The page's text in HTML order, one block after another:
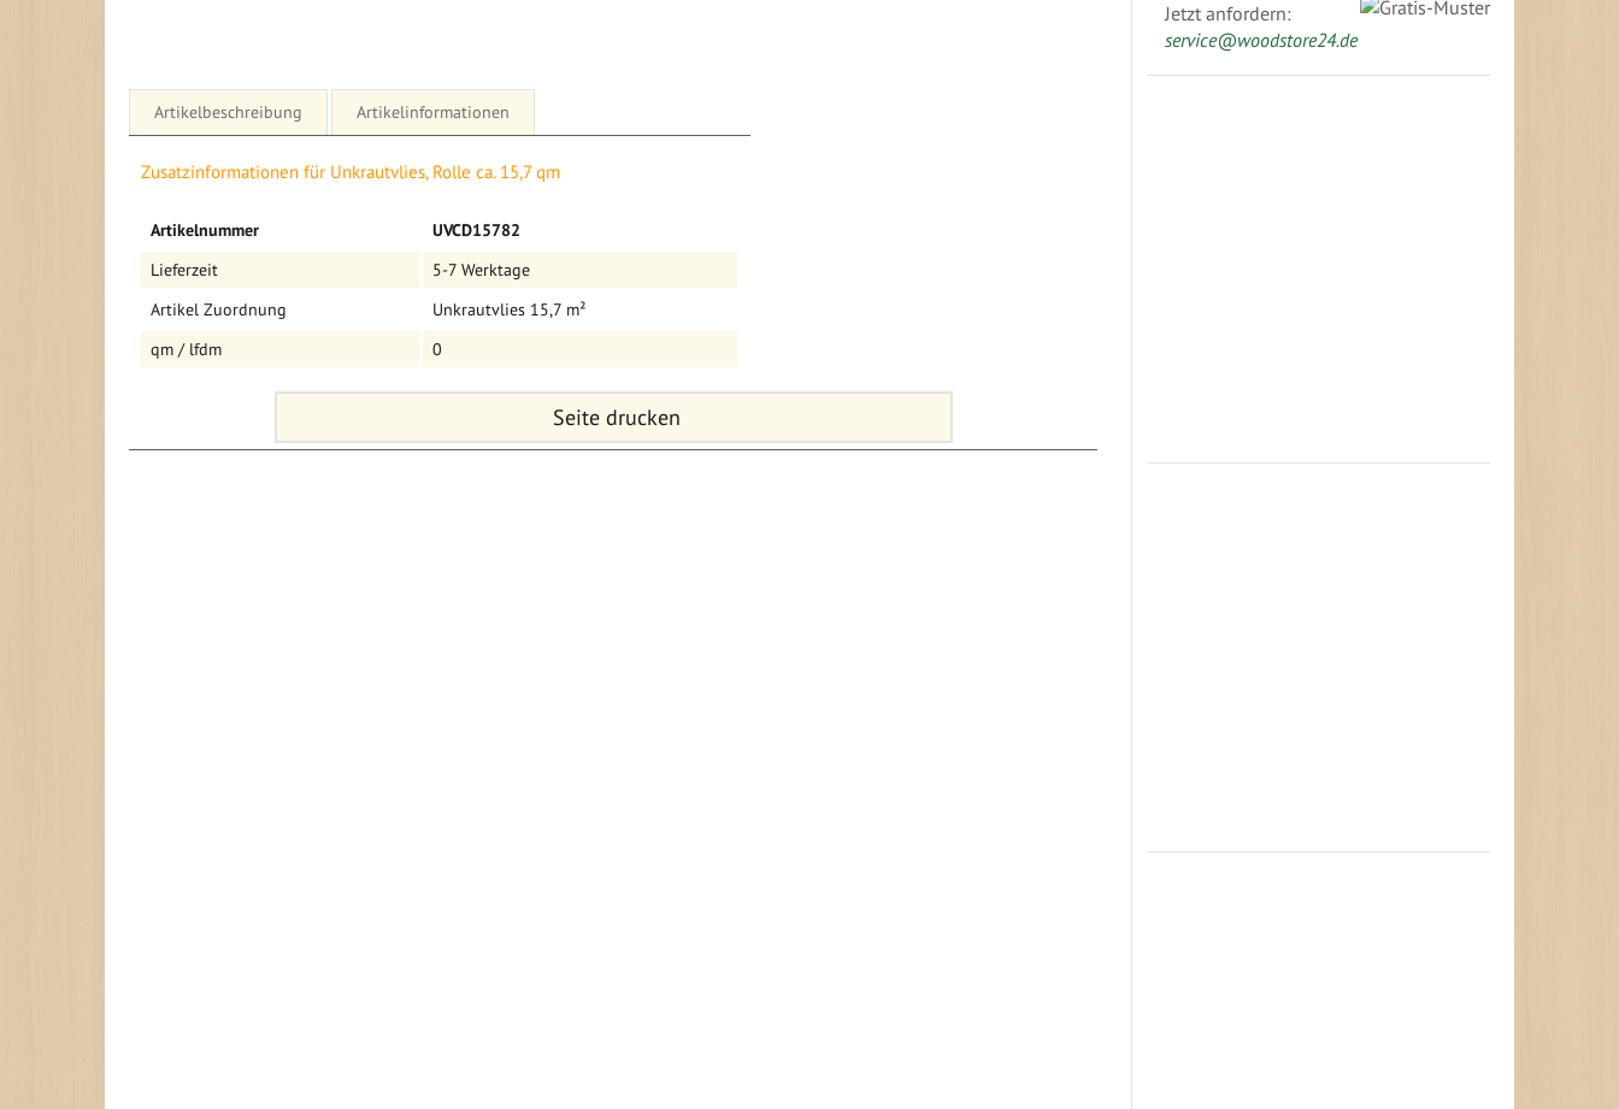
Artikelbeschreibung
Details für Unkrautvlies, Rolle ca. 15,7 qm
Rolle ca. 15,7 qm
Artikelinformationen
Zusatzinformationen für Unkrautvlies, Rolle ca. 15,7 qm
Mehr
Informationen
Artikelnummer
UVCD15782
Lieferzeit
5-7 Werktage
Artikel Zuordnung
Unkrautvlies 15,7 m²
qm / lfdm
0
Seite drucken
Jetzt anfordern:
service@woodstore24.de